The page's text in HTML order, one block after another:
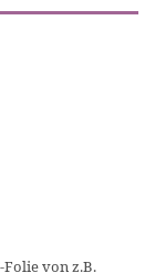
Folie von z.B.